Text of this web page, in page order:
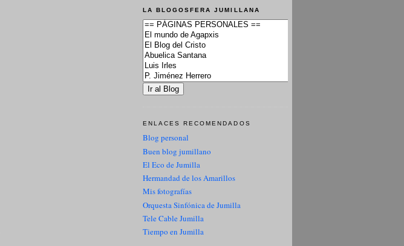
LA BLOGOSFERA JUMILLANA
ENLACES RECOMENDADOS
Blog personal
Buen blog jumillano
El Eco de Jumilla
Hermandad de los Amarillos
Mis fotografías
Orquesta Sinfónica de Jumilla
Tele Cable Jumilla
Tiempo en Jumilla